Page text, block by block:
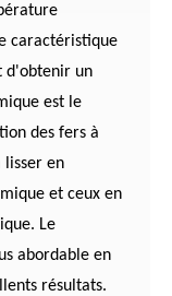
caractéristique
d'obtenir un
est le
des fers à
lisser en
et ceux en
Le
abordable en
résultats.